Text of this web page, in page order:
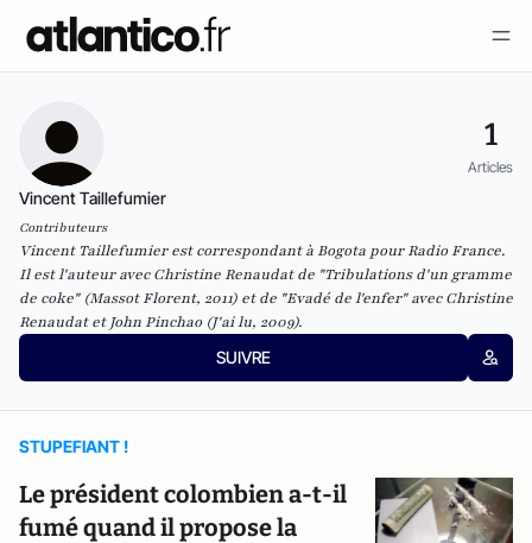
1
Articles
Vincent Taillefumier
Contributeurs
Vincent Taillefumier est correspondant à Bogota pour Radio France.
Il est l'auteur avec Christine Renaudat de "Tribulations d'un gramme
de coke" (Massot Florent, 2011) et de "Evadé de l'enfer" avec Christine
Renaudat et John Pinchao (J'ai lu, 2009).
SUIVRE
STUPEFIANT !
Le président colombien a-t-il
fumé quand il propose la